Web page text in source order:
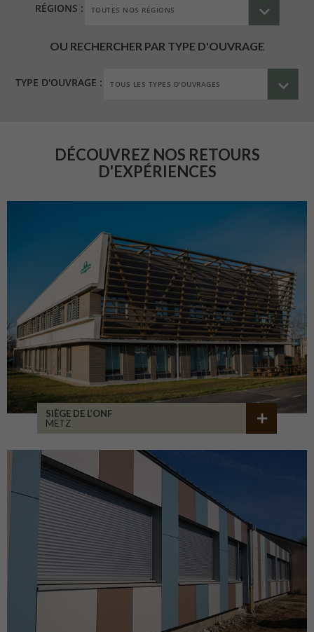
RÉGIONS :
OU RECHERCHER PAR TYPE D'OUVRAGE
TYPE D'OUVRAGE :
DÉCOUVREZ NOS RETOURS
D'EXPÉRIENCES
SIÈGE DE L’ONF
METZ